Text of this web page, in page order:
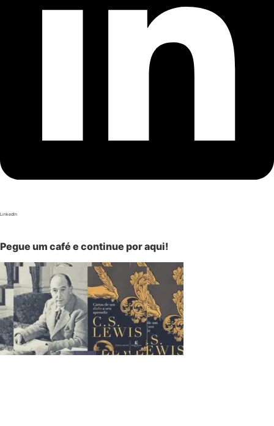
LinkedIn
Pegue um café e continue por aqui!